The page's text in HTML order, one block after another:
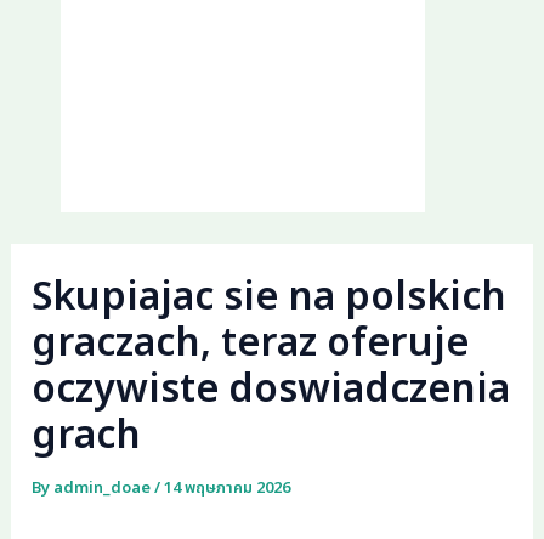
Skupiajac sie na polskich
graczach, teraz oferuje
oczywiste doswiadczenia
grach
By admin_doae/14 พฤษภาคม 2026